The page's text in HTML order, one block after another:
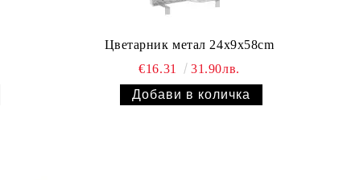
Цветарник метал 24x9x58cm
€16.31
31.90лв.